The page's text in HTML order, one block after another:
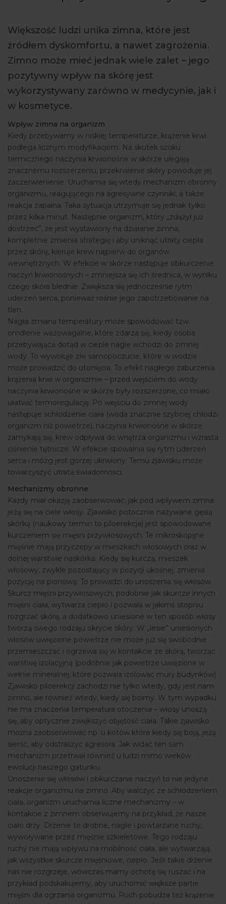
WYDARZENIA
Większość ludzi unika zimna, które jest
źródłem dyskomfortu, a nawet zagrożenia.
Zimno może mieć jednak wiele zalet – jego
pozytywny wpływ na skórę jest
wykorzystywany zarówno w medycynie, jak i
w kosmetyce.
Wpływ zimna na organizm
Kiedy przebywamy w niskiej temperaturze, krążenie krwi
podlega licznym modyfikacjom. Na skutek szoku
termicznego naczynia krwionośne w skórze ulegają
znacznemu rozszerzeniu, przekrwienie skóry powoduje jej
zaczerwienienie. Uruchamia się wtedy mechanizm obronny
organizmu, reagującego na agresywne czynniki, a także
reakcja zapalna. Taka sytuacja utrzymuje się jednak tylko
przez kilka minut. Następnie organizm, który „zdążył już
dostrzec”, że jest wystawiony na działanie zimna,
kompletnie zmienia strategię i aby uniknąć utraty ciepła
przez skórę, kieruje krew najpierw do organów
wewnętrznych. W efekcie w skórze następuje obkurczenie
naczyń krwionośnych – zmniejsza się ich średnica, w wyniku
czego skóra blednie. Zwiększa się jednocześnie rytm
uderzeń serca, ponieważ rośnie jego zapotrzebowanie na
tlen.
Nagła zmiana temperatury może spowodować tzw.
omdlenie wazowagalne, które zdarza się, kiedy osoba
przebywająca dotąd w cieple nagle wchodzi do zimnej
wody. To wywołuje złe samopoczucie, które w wodzie
może prowadzić do utonięcia. To efekt nagłego zaburzenia
krążenia krwi w organizmie – przed wejściem do wody
naczynia krwionośne w skórze były rozszerzone, co miało
ułatwić termoregulację. Po wejściu do zimnej wody
następuje schłodzenie ciała (woda znacznie szybciej chłodzi
organizm niż powietrze), naczynia krwionośne w skórze
zamykają się, krew odpływa do wnętrza organizmu i wzrasta
ciśnienie tętnicze. W efekcie spowalnia się rytm uderzeń
serca i mózg jest gorzej ukrwiony. Temu zjawisku może
towarzyszyć utrata świadomości.
Mechanizmy obronne
Każdy miał okazję zaobserwować, jak pod wpływem zimna
jeżą się na ciele włosy. Zjawisko potocznie nazywane gęsią
skórką (naukowy termin to piloerekcja) jest spowodowane
kurczeniem się mięśni przywłosowych. Te mikroskopijne
mięśnie mają przyczepy w mieszkach włosowych oraz w
dolnej warstwie naskórka. Kiedy się kurczą, mieszek
włosowy, zwykle pozostający w pozycji ukośnej, zmienia
pozycję na pionową. To prowadzi do unoszenia się włosów.
Skurcz mięśni przywłosowych, podobnie jak skurcze innych
mięśni ciała, wytwarza ciepło i pozwala w jakimś stopniu
rozgrzać skórę, a dodatkowo uniesione w ten sposób włosy
tworzą swego rodzaju okrycie skóry. W „lesie” uniesionych
włosów uwięzione powietrze nie może już się swobodnie
przemieszczać i ogrzewa się w kontakcie ze skórą, tworząc
warstwę izolacyjną (podobnie jak powietrze uwięzione w
wełnie mineralnej, które pozwala izolować mury budynków).
Zjawisko piloerekcji zachodzi nie tylko wtedy, gdy jest nam
zimno, ale również wtedy, kiedy się boimy. W tym wypadku
nie ma znaczenia temperatura otoczenia – włosy unoszą
się, aby optycznie zwiększyć objętość ciała. Takie zjawisko
można zaobserwować np. u kotów które kiedy się boją, jeżą
sierść, aby odstraszyć agresora. Jak widać ten sam
mechanizm przetrwał również u ludzi mimo wieków
ewolucji naszego gatunku.
Unoszenie się włosów i obkurczanie naczyń to nie jedyne
reakcje organizmu na zimno. Aby walczyć ze schłodzeniem
ciała, organizm uruchamia liczne mechanizmy – w
kontakcie z zimnem obserwujemy na przykład, że nasze
ciało drży. Drżenie to drobne, nagłe i powtarzane ruchy,
wywoływane przez mięśnie szkieletowe. Tego rodzaju
ruchy nie mają wpływu na mobilność ciała, ale wytwarzają,
jak wszystkie skurcze mięśniowe, ciepło. Jeśli takie drżenie
nas nie rozgrzeje, wówczas mamy ochotę się ruszać i na
przykład podskakujemy, aby uruchomić większe partie
mięśni dla ogrzania organizmu. Ruch pobudza też krążenie